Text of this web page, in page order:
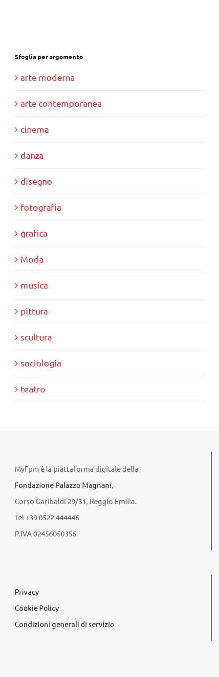
Sfoglia per argomento
arte moderna
arte contemporanea
cinema
danza
disegno
fotografia
grafica
Moda
musica
pittura
scultura
sociologia
teatro
MyFpm è la piattaforma digitale della
Fondazione Palazzo Magnani,
Corso Garibaldi 29/31, Reggio Emilia.
Tel +39 0522 444446
P.IVA 02456050356
Privacy
Cookie Policy
Condizioni generali di servizio